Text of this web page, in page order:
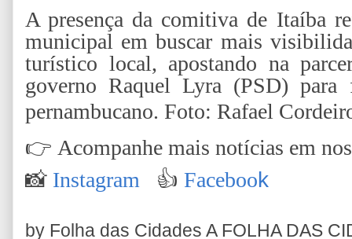
A presença da comitiva de Itaíba
municipal em buscar mais
turístico local, apostando na
governo Raquel Lyra (PSD)
pernambucano. Foto: Rafael
👉 Acompanhe mais notícias em
📸 Instagram 👍 Facebook
by Folha das Cidades A FOLHA DAS